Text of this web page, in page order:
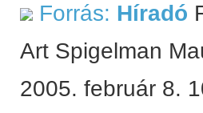
Forrás: Híradó
Art Spigelman
2005. február 8.